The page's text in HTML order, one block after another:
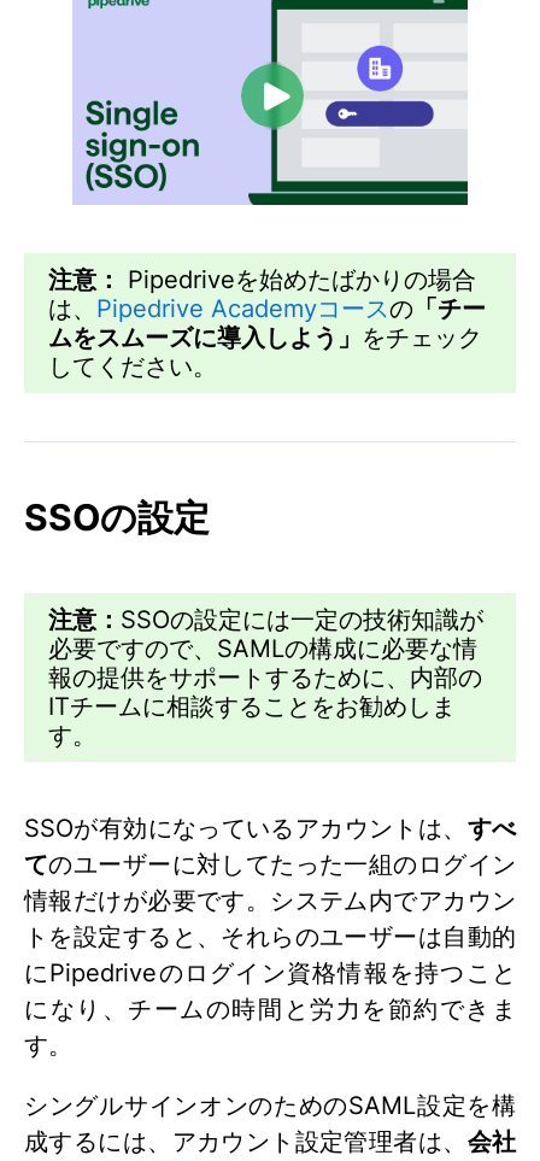
注意：
Pipedriveを始めたばかりの場合
は、 Pipedrive Academyコースの 「チー
ムをスムーズに導入しよう」 をチェック
してください。
SSOの設定
注意： SSOの設定には一定の技術知識が
必要ですので、SAMLの構成に必要な情
報の提供をサポートするために、内部の
ITチームに相談することをお勧めしま
す。
SSOが有効になっているアカウントは、 すべ
てのユーザーに対してたった一組のログイン
情報だけが必要です。システム内でアカウン
トを設定すると、それらのユーザーは自動的
にPipedriveのログイン資格情報を持つこと
になり、チームの時間と労力を節約できま
す。
シングルサインオンのためのSAML設定を構
成するには、アカウント設定管理者は、 会社